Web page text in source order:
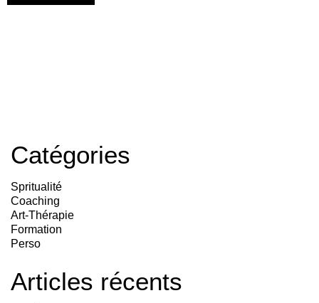
Catégories
Spritualité
Coaching
Art-Thérapie
Formation
Perso
Articles récents